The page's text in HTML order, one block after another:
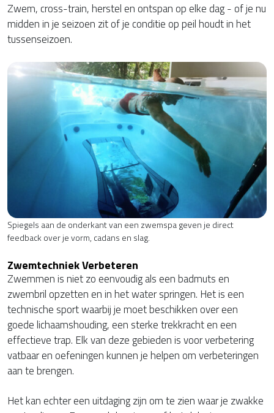
Zwem, cross-train, herstel en ontspan op elke dag - of je nu
midden in je seizoen zit of je conditie op peil houdt in het
tussenseizoen.
Spiegels aan de onderkant van een zwemspa geven je direct
feedback over je vorm, cadans en slag.
Zwemtechniek Verbeteren
Zwemmen is niet zo eenvoudig als een badmuts en
zwembril opzetten en in het water springen. Het is een
technische sport waarbij je moet beschikken over een
goede lichaamshouding, een sterke trekkracht en een
effectieve trap. Elk van deze gebieden is voor verbetering
vatbaar en oefeningen kunnen je helpen om verbeteringen
aan te brengen.
Het kan echter een uitdaging zijn om te zien waar je zwakke